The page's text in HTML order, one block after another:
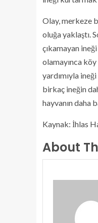
Olay, merkeze
oluğa yaklaştı.
çıkamayan
olamayınca
yardımıyla
birkaç ineğin
hayvanın daha
Kaynak: İhlas
About